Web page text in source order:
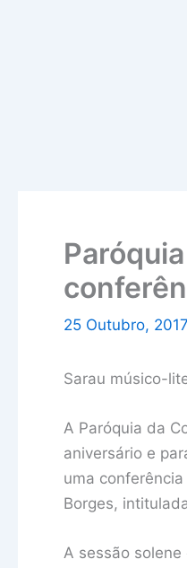
25 Outubro, 2017
Sarau músico-
A Paróquia da
aniversário e
uma
Borges,
A sessão